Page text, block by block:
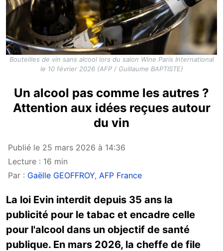
Bouteilles de vin sans alcool lors du salon Wine Paris International
le 10 février 2026 (AFP / Guillaume BAPTISTE)
Un alcool pas comme les autres ?
Attention aux idées reçues autour
du vin
Publié le 25 mars 2026 à 14:36
Lecture : 16 min
Par : Gaëlle GEOFFROY, AFP France
La loi Evin interdit depuis 35 ans la
publicité pour le tabac et encadre celle
pour l'alcool dans un objectif de santé
publique. En mars 2026, la cheffe de file